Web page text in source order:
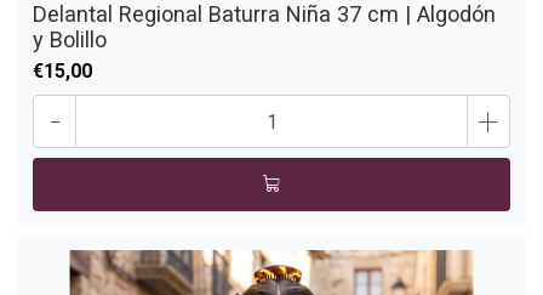
Delantal Regional Baturra Niña 37 cm | Algodón
y Bolillo
€15,00
- +